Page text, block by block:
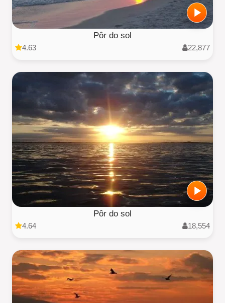
Pôr do sol
4.63 22,877
Pôr do sol
4.64 18,554